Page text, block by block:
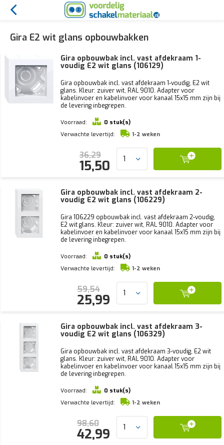
Gira E2 wit glans opbouwbakken
Gira opbouwbak incl. vast afdekraam 1-
voudig E2 wit glans (106129)
Gira opbouwbak incl. vast afdekraam 1-voudig, E2 wit
glans. Kleur: zuiver wit, RAL 9010. Adapter voor
kabelinvoer en kabelinvoer voor kanaal 15x15 mm zijn bij
de levering inbegrepen.
Voorraad:
0 stuk(s)
Verwachte levertijd:
1-2 weken
36,29
15,50
Gira opbouwbak incl. vast afdekraam 2-
voudig E2 wit glans (106229)
Gira 106229 opbouwbak incl. vast afdekraam 2-voudig,
E2 wit glans. Kleur: zuiver wit, RAL 9010. Adapter voor
kabelinvoer en kabelinvoer voor kanaal 15x15 mm zijn bij
de levering inbegrepen.
Voorraad:
0 stuk(s)
Verwachte levertijd:
1-2 weken
59,54
25,99
Gira opbouwbak incl. vast afdekraam 3-
voudig E2 wit glans (106329)
Gira opbouwbak incl. vast afdekraam 3-voudig, E2 wit
glans. Kleur: zuiver wit, RAL 9010. Adapter voor
kabelinvoer en kabelinvoer voor kanaal 15x15 mm zijn bij
de levering inbegrepen.
Voorraad:
0 stuk(s)
Verwachte levertijd:
1-2 weken
98,60
42,99